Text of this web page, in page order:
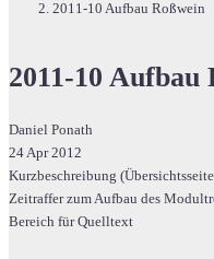
2011-10 Aufbau Roßwein
2011-10 Aufbau
Daniel Ponath
24 Apr 2012
Kurzbeschreibung
Zeitraffer zum Aufbau des
Bereich für Quelltext